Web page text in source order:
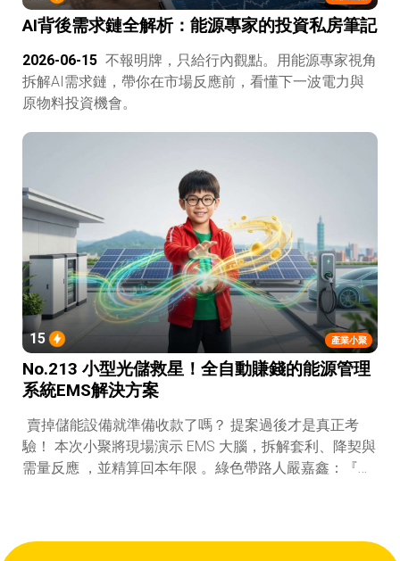
AI背後需求鏈全解析：能源專家的投資私房筆記
2026-06-15 不報明牌，只給行內觀點。用能源專家視角
拆解AI需求鏈，帶你在市場反應前，看懂下一波電力與
原物料投資機會。
產業小聚
15
No.213 小型光儲救星！全自動賺錢的能源管理
系統EMS解決方案
賣掉儲能設備就準備收款了嗎？ 提案過後才是真正考
驗！ 本次小聚將現場演示 EMS 大腦，拆解套利、降契與
需量反應 ，並精算回本年限 。綠色帶路人嚴嘉鑫：『會